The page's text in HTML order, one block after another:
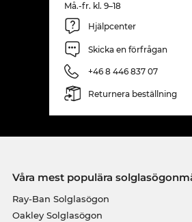
Må.-fr. kl. 9–18
Hjälpcenter
Skicka en förfrågan
+46 8 446 837 07
Returnera beställning
Våra mest populära
Ray-Ban Solglasögon
Oakley Solglasögon